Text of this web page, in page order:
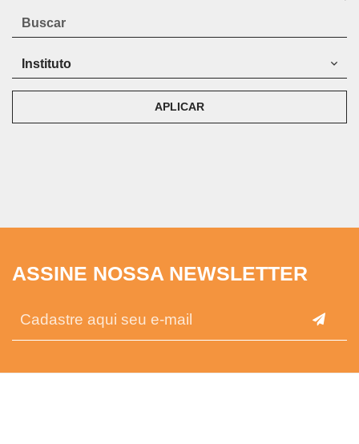
APLICAR
ASSINE NOSSA NEWSLETTER